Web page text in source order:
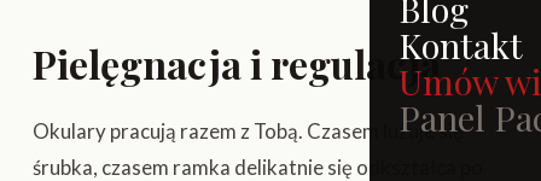
Kontakt
Umów
Panel
Pielęgnacja i regulacja
Okulary pracują razem z Tobą. Czasem luzuje się
śrubka, czasem ramka delikatnie się odkształca po